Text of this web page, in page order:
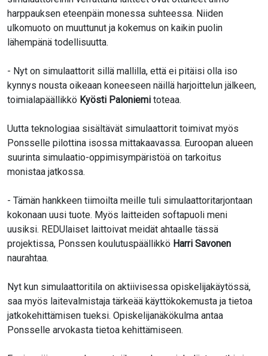
harppauksen eteenpäin monessa suhteessa. Niiden
ulkomuoto on muuttunut ja kokemus on kaikin puolin
lähempänä todellisuutta.
- Nyt on simulaattorit sillä mallilla, että ei pitäisi olla iso
kynnys nousta oikeaan koneeseen näillä harjoittelun jälkeen,
toimialapäällikkö Kyösti Paloniemi toteaa.
Uutta teknologiaa sisältävät simulaattorit toimivat myös
Ponsselle pilottina isossa mittakaavassa. Euroopan alueen
suurinta simulaatio-oppimisympäristöä on tarkoitus
monistaa jatkossa.
- Tämän hankkeen tiimoilta meille tuli simulaattoritarjontaan
kokonaan uusi tuote. Myös laitteiden softapuoli meni
uusiksi. REDUlaiset laittoivat meidät ahtaalle tässä
projektissa, Ponssen koulutuspäällikkö Harri Savonen
naurahtaa.
Nyt kun simulaattoritila on aktiivisessa opiskelijakäytössä,
saa myös laitevalmistaja tärkeää käyttökokemusta ja tietoa
jatkokehittämisen tueksi. Opiskelijanäkökulma antaa
Ponsselle arvokasta tietoa kehittämiseen.